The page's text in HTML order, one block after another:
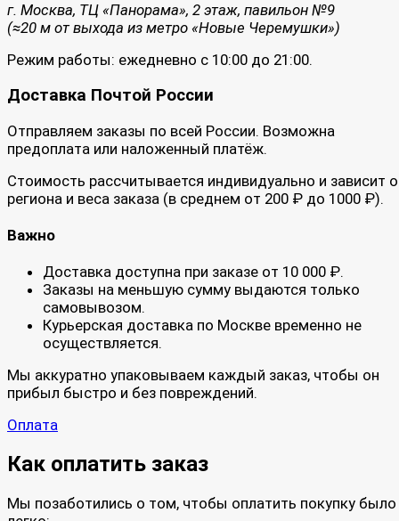
г. Москва, ТЦ «Панорама», 2 этаж, павильон №9
(≈20 м от выхода из метро «Новые Черемушки»)
Режим работы: ежедневно с 10:00 до 21:00.
Доставка Почтой России
Отправляем заказы по всей России. Возможна
предоплата или наложенный платёж.
Стоимость рассчитывается индивидуально и зависит
региона и веса заказа (в среднем от 200 ₽ до 1000 ₽).
Важно
Доставка доступна при заказе от 10 000 ₽.
Заказы на меньшую сумму выдаются только
самовывозом.
Курьерская доставка по Москве временно не
осуществляется.
Мы аккуратно упаковываем каждый заказ, чтобы он
прибыл быстро и без повреждений.
Оплата
Как оплатить заказ
Мы позаботились о том, чтобы оплатить покупку было